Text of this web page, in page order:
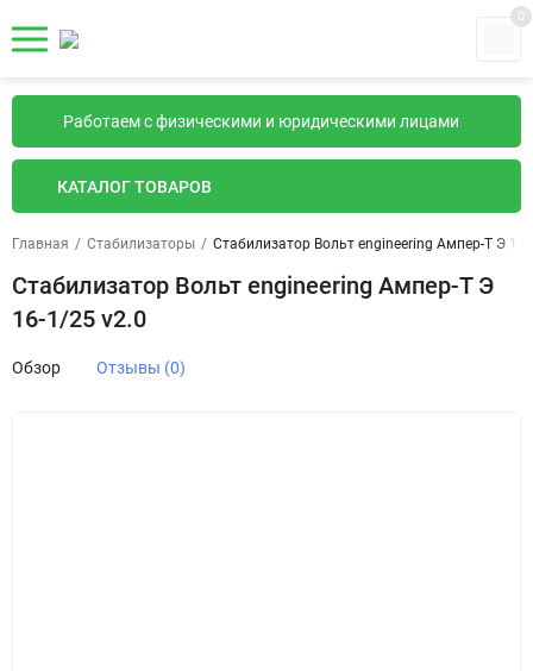
0
Работаем с физическими и юридическими лицами
КАТАЛОГ ТОВАРОВ
Главная / Стабилизаторы / Стабилизатор Вольт engineering Ампер-Т Э
Стабилизатор Вольт engineering Ампер-Т Э
16-1/25 v2.0
Обзор Отзывы (0)